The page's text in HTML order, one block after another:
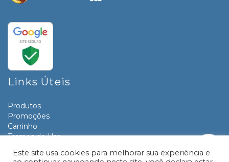
Links Úteis
Produtos
Promoções
Carrinho
Termos de Uso
Contato
Este site usa cookies para melhorar sua experiência e